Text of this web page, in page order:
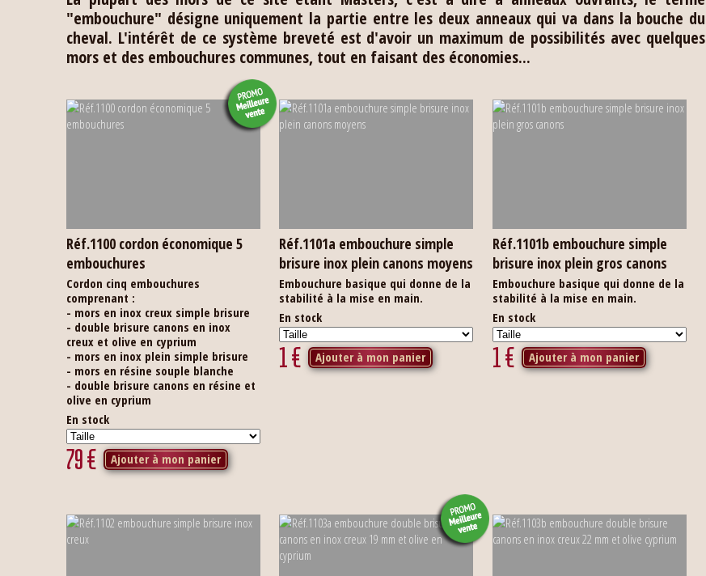
"embouchure" désigne uniquement la partie entre les deux anneaux qui va dans la bouche du
cheval. L'intérêt de ce système breveté est d'avoir un maximum de possibilités avec quelques
mors et des embouchures communes, tout en faisant des économies...
Réf.1100 cordon économique 5
embouchures
Cordon cinq embouchures
comprenant :
- mors en inox creux simple brisure
- double brisure canons en inox
creux et olive en cyprium
- mors en inox plein simple brisure
- mors en résine souple blanche
- double brisure canons en résine et
olive en cyprium
En stock
79€ Ajouter à mon panier
Réf.1101a embouchure simple
brisure inox plein canons moyens
Embouchure basique qui donne de la
stabilité à la mise en main.
En stock
1€ Ajouter à mon panier
Réf.1101b embouchure simple
brisure inox plein gros canons
Embouchure basique qui donne de la
stabilité à la mise en main.
En stock
1€ Ajouter à mon panier